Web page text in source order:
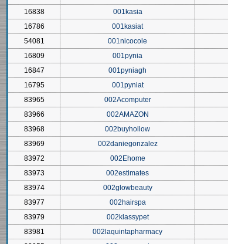
16838
001kasia
16786
001kasiat
54081
001nicocole
16809
001pynia
16847
001pyniagh
16795
001pyniat
83965
002Acomputer
83966
002AMAZON
83968
002buyhollow
83969
002daniegonzalez
83972
002Ehome
83973
002estimates
83974
002glowbeauty
83977
002hairspa
83979
002klassypet
83981
002laquintapharmacy